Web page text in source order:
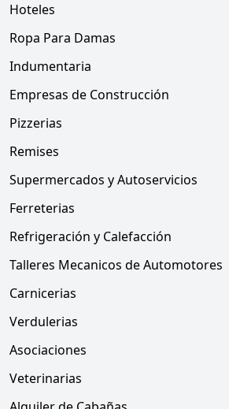
Hoteles
Ropa Para Damas
Indumentaria
Empresas de Construcción
Pizzerias
Remises
Supermercados y Autoservicios
Ferreterias
Refrigeración y Calefacción
Talleres Mecanicos de Automotores
Carnicerias
Verdulerias
Asociaciones
Veterinarias